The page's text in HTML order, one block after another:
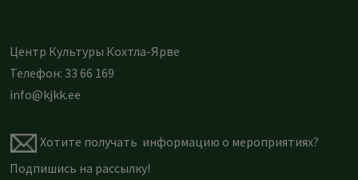
Центр Культуры Кохтла-Ярве
Телефон: 33 66 169
info@kjkk.ee
Хотите получать информацию о мероприятиях?
Подпишись на рассылку!